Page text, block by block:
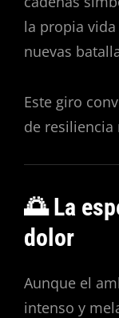
la propia
nuevas
Este giro
de resiliencia
🌅 La
dolor
Aunque el
intenso y